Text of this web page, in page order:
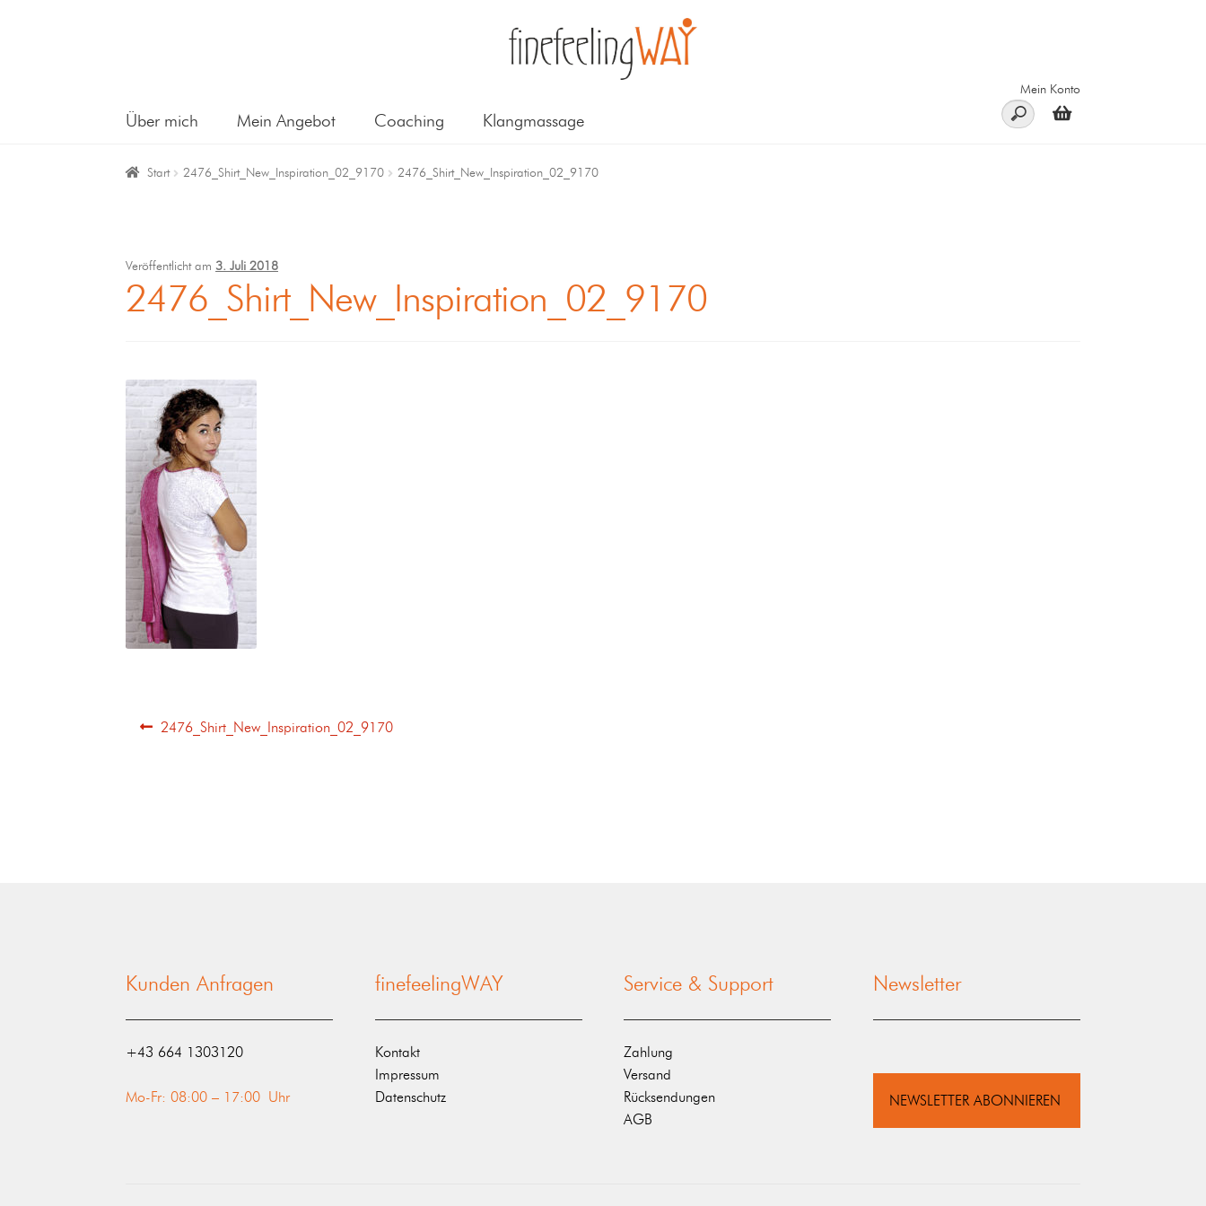
Über mich Mein Angebot Coaching Klangmassage
Mein Konto
Start 2476_Shirt_New_Inspiration_02_9170 2476_Shirt_New_Inspiration_02_9170
Veröffentlicht am 3. Juli 2018
2476_Shirt_New_Inspiration_02_9170
2476_Shirt_New_Inspiration_02_9170
Kunden Anfragen
‭+43 664 1303120‬
Mo-Fr: 08:00 – 17:00 Uhr
finefeelingWAY
Kontakt
Impressum
Datenschutz
Service & Support
Zahlung
Versand
Rücksendungen
AGB
Newsletter
NEWSLETTER ABONNIEREN